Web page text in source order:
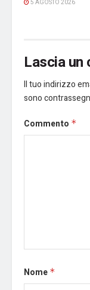
5 AGOSTO 2026
Lascia un
Il tuo indirizzo
sono
Commento *
Nome *